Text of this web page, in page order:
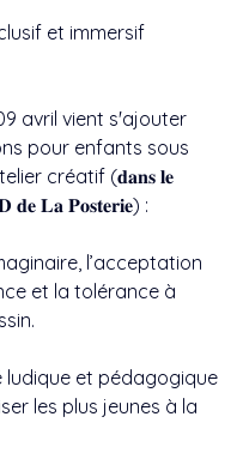
et immersif
avril vient s'ajouter
pour enfants sous
créatif (𝐝𝐚𝐧𝐬 𝐥𝐞
𝐝𝐞 𝐋𝐚 𝐏𝐨𝐬𝐭𝐞𝐫𝐢𝐞) :
l’acceptation
et la tolérance à
ludique et pédagogique
les plus jeunes à la